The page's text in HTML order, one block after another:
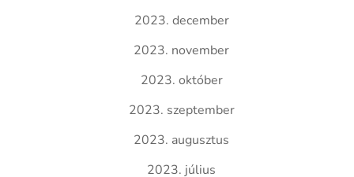
2023. december
2023. november
2023. október
2023. szeptember
2023. augusztus
2023. július